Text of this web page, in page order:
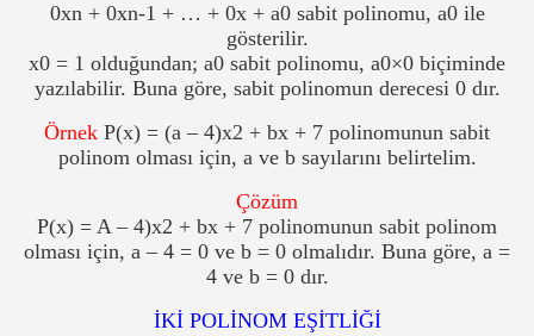
0xn + 0xn-1 + … + 0x + a0 sabit polinomu, a0 ile
gösterilir.
x0 = 1 olduğundan; a0 sabit polinomu, a0×0 biçiminde
yazılabilir. Buna göre, sabit polinomun derecesi 0 dır.
Örnek P(x) = (a – 4)x2 + bx + 7 polinomunun sabit
polinom olması için, a ve b sayılarını belirtelim.
Çözüm
P(x) = A – 4)x2 + bx + 7 polinomunun sabit polinom
olması için, a – 4 = 0 ve b = 0 olmalıdır. Buna göre, a =
4 ve b = 0 dır.
İKİ POLİNOM EŞİTLİĞİ